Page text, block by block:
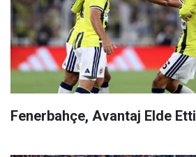
Fenerbahçe, Avantaj Elde Etti